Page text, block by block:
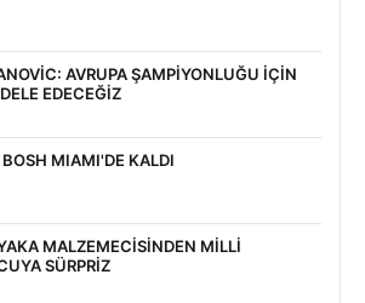
AVRUPA ŞAMPİYONLUĞU İÇİN
EDECEĞİZ
MIAMI'DE KALDI
MALZEMECİSİNDEN MİLLİ
SÜRPRİZ